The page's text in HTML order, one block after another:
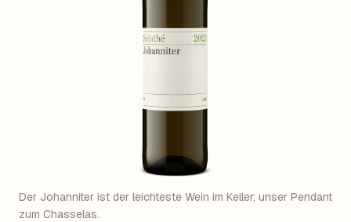
Der Johanniter ist der leichteste Wein im Keller; unser Pendant
zum Chasselas.